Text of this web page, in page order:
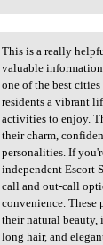
is a really
This is a really
valuable
one of the best
residents a vibrant
activities to enjoy.
their charm,
personalities. If
independent Escort
call and out-call
convenience. These
their natural
long hair, and